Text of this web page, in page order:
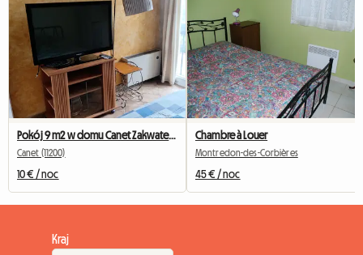
Pokój 9 m2 w domu Canet Zakwaterowanie współdzielone
Canet (11200)
10 € / noc
Chambre à Louer
Montredon-des-Corbières
45 € / noc
Kraj